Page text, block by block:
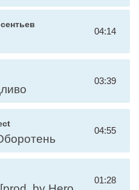
04:14
03:39
04:55
01:28